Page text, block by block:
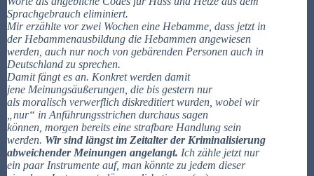
Sprachgebrauch eliminiert.
Mir erzählte vor zwei Wochen eine Hebamme, dass jetzt in
der Hebammenausbildung die Hebammen angewiesen
werden, auch nur noch von gebärenden Personen auch in
Deutschland zu sprechen.
Damit fängt es an. Konkret werden damit
jene Meinungsäußerungen, die bis gestern nur
als moralisch verwerflich diskreditiert wurden, wobei wir
„nur“ in Anführungsstrichen durchaus sagen
können, morgen bereits eine strafbare Handlung sein
werden. Wir sind längst im Zeitalter der Kriminalisierung
abweichender Meinungen angelangt. Ich zähle jetzt nur
ein paar Instrumente auf, man könnte zu jedem dieser